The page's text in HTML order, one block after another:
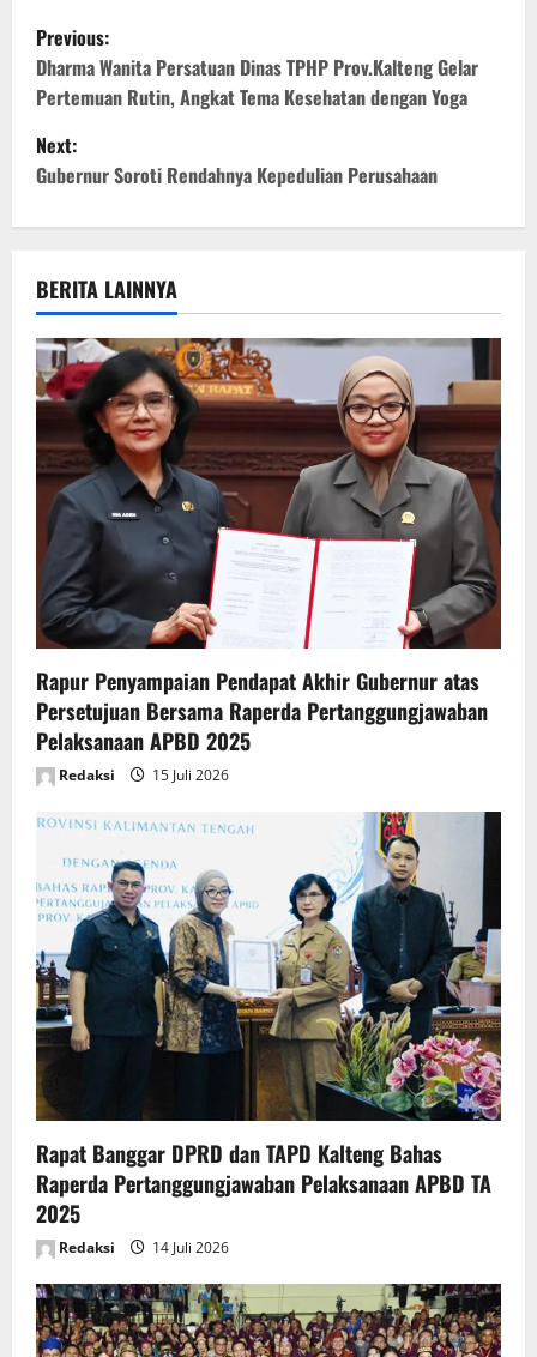
P
o
s
t
n
a
v
i
g
a
i
o
n
Previous:
Dharma Wanita Persatuan Dinas TPHP Prov.Kalteng Gelar
Pertemuan Rutin, Angkat Tema Kesehatan dengan Yoga
Next:
Gubernur Soroti Rendahnya Kepedulian Perusahaan
BERITA LAINNYA
Rapur Penyampaian Pendapat Akhir Gubernur atas
Persetujuan Bersama Raperda Pertanggungjawaban
Pelaksanaan APBD 2025
Redaksi 15 Juli 2026
Rapat Banggar DPRD dan TAPD Kalteng Bahas
Raperda Pertanggungjawaban Pelaksanaan APBD TA
2025
Redaksi 14 Juli 2026